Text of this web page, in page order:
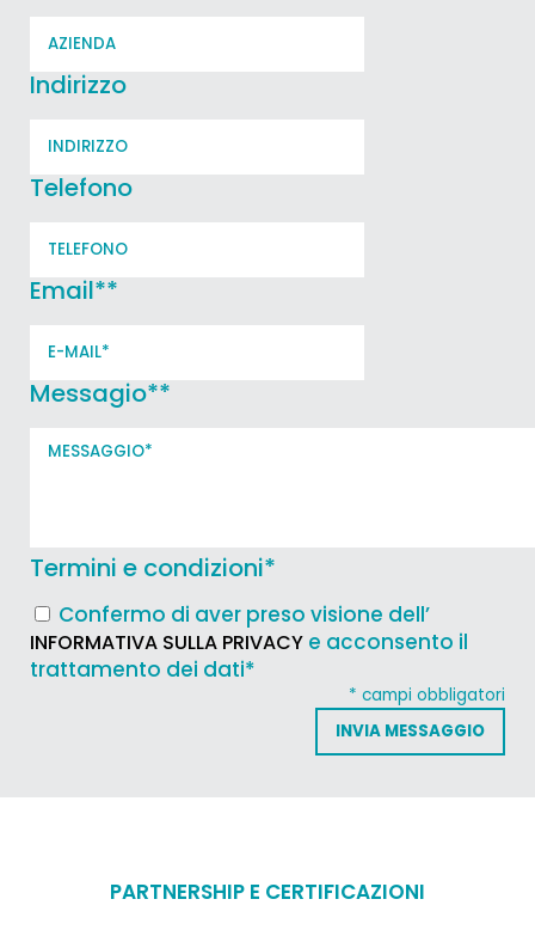
Indirizzo
Telefono
Email**
Messagio**
Termini e condizioni*
Confermo di aver preso visione dell’
INFORMATIVA SULLA PRIVACY e acconsento il
trattamento dei dati*
* campi obbligatori
PARTNERSHIP E CERTIFICAZIONI